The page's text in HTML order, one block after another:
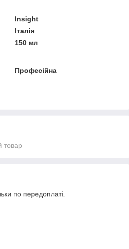
Insight
Італія
150 мл
Професійна
товар
по передоплаті.